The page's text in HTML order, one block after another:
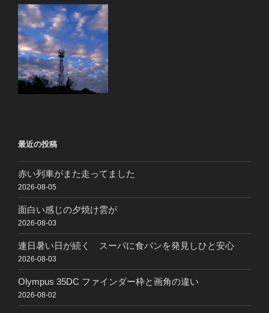
最近の投稿
赤い列車がまた走ってました
2026-08-05
面白い感じの夕焼け雲が
2026-08-03
連日暑い日が続く スーパに食パンを発見しひと安心
2026-08-03
Olympus 35DC ファインダー枠と画角の違い
2026-08-02